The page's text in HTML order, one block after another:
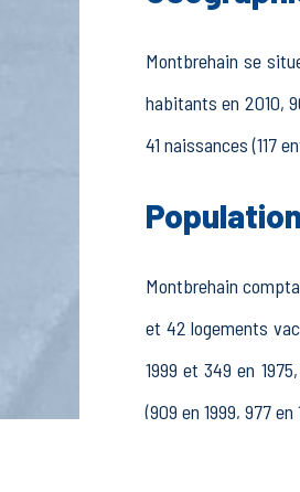
Montbrehain se
habitants en 2010,
41 naissances (117
Montbrehain
et 42 logements
1999 et 349 en
(909 en 1999, 977 en